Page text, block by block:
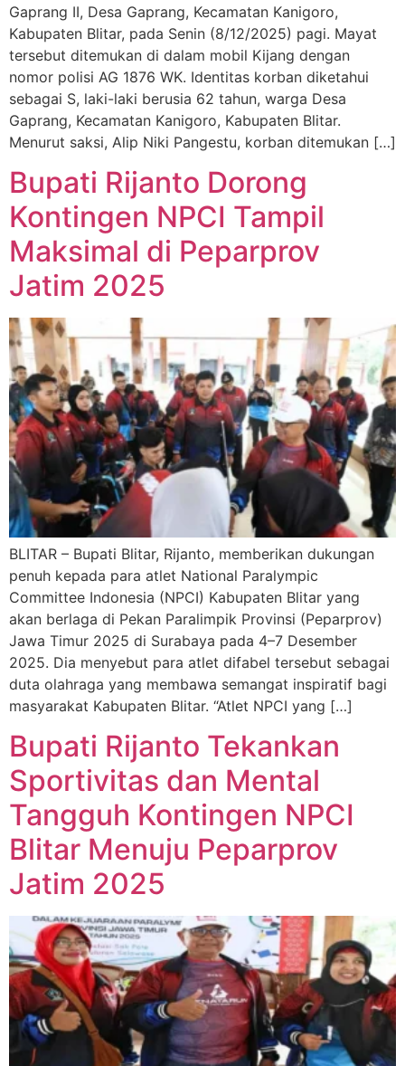
Gaprang II, Desa Gaprang, Kecamatan Kanigoro,
Kabupaten Blitar, pada Senin (8/12/2025) pagi. Mayat
tersebut ditemukan di dalam mobil Kijang dengan
nomor polisi AG 1876 WK. Identitas korban diketahui
sebagai S, laki-laki berusia 62 tahun, warga Desa
Gaprang, Kecamatan Kanigoro, Kabupaten Blitar.
Menurut saksi, Alip Niki Pangestu, korban ditemukan […]
Bupati Rijanto Dorong
Kontingen NPCI Tampil
Maksimal di Peparprov
Jatim 2025
BLITAR – Bupati Blitar, Rijanto, memberikan dukungan
penuh kepada para atlet National Paralympic
Committee Indonesia (NPCI) Kabupaten Blitar yang
akan berlaga di Pekan Paralimpik Provinsi (Peparprov)
Jawa Timur 2025 di Surabaya pada 4–7 Desember
2025. Dia menyebut para atlet difabel tersebut sebagai
duta olahraga yang membawa semangat inspiratif bagi
masyarakat Kabupaten Blitar. “Atlet NPCI yang […]
Bupati Rijanto Tekankan
Sportivitas dan Mental
Tangguh Kontingen NPCI
Blitar Menuju Peparprov
Jatim 2025